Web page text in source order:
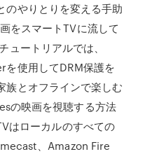
のやりとりを変える手助
をスマートTVに流して
ュートリアルでは、
使用してDRM保護を
族とオフラインで楽しむ
の映画を視聴する方法
はローカルのすべての
、Amazon Fire